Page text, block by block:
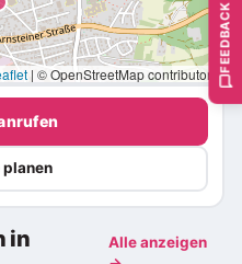
| © OpenStreetMap contributors
planen
in
Alle anzeigen
FEEDBACK